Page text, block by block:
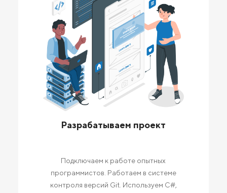
Разрабатываем проект
Подключаем к работе опытных
программистов. Работаем в системе
контроля версий Git. Используем C#,